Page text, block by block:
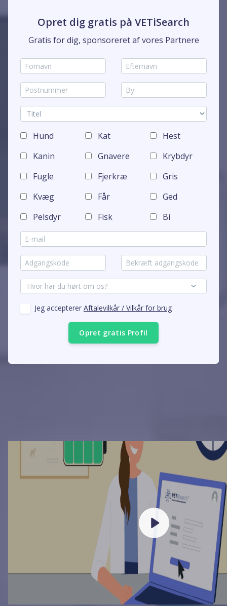
Opret dig gratis på VETiSearch
Gratis for dig, sponsoreret af vores Partnere
Hund Kat
Hest
Kanin
Gnavere
Krybdyr
Fugle
Fjerkræ
Gris
Kvæg
Får
Ged
Pelsdyr
Fisk Bi
Jeg accepterer Aftalevilkår / Vilkår for brug
Opret gratis Profil